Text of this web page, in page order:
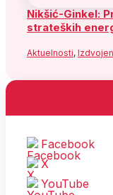
Nikšić-Ginkel:
strateških
Aktuelnosti,
Facebook
X
YouTube